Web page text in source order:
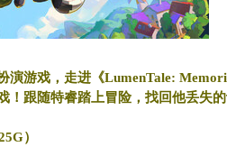
演游戏，走进《LumenTale:
！跟随特睿踏上冒险，找回他丢失
）